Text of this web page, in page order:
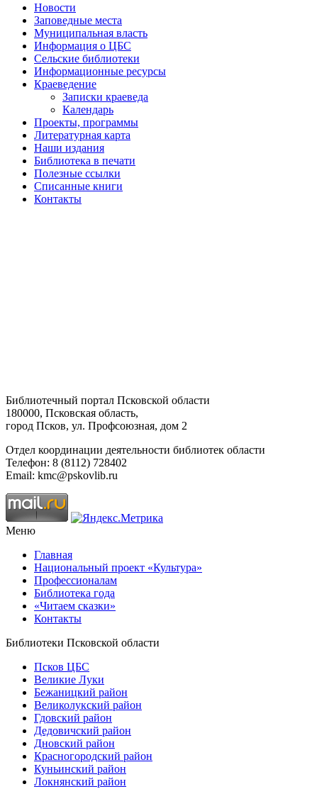
Новости
Заповедные места
Муниципальная власть
Информация о ЦБС
Сельские библиотеки
Информационные ресурсы
Краеведение
Записки краеведа
Календарь
Проекты, программы
Литературная карта
Наши издания
Библиотека в печати
Полезные ссылки
Списанные книги
Контакты
Библиотечный портал Псковской области
180000, Псковская область,
город Псков, ул. Профсоюзная, дом 2
Отдел координации деятельности библиотек области
Телефон: 8 (8112) 728402
Email: kmc@pskovlib.ru
Меню
Главная
Национальный проект «Культура»
Профессионалам
Библиотека года
«Читаем сказки»
Контакты
Библиотеки Псковской области
Псков ЦБС
Великие Луки
Бежаницкий район
Великолукский район
Гдовский район
Дедовичский район
Дновский район
Красногородский район
Куньинский район
Локнянский район